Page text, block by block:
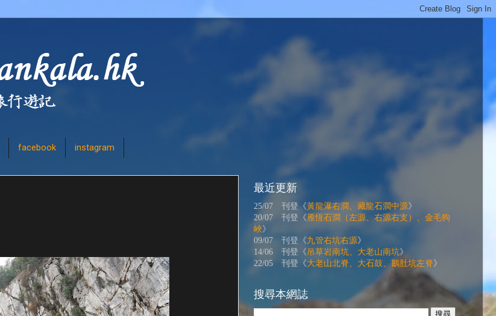
facebook instagram
最近更新
25/07 刊登《黃龍瀑右澗、藏龍石澗中源》
20/07 刊登《雁恆石澗（左源、右源右支）、金毛狗
峽》
09/07 刊登《九管右坑右源》
14/06 刊登《吊草岩南坑、大老山南坑》
22/05 刊登《大老山北脊、大石鼓、鵝肚坑左脊》
搜尋本網誌